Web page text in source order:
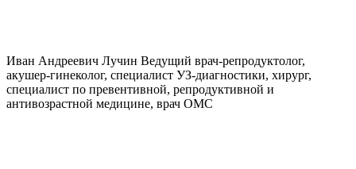
Иван Андреевич Лучин Ведущий врач-репродуктолог,
акушер-гинеколог, специалист УЗ-диагностики, хирург,
специалист по превентивной, репродуктивной и
антивозрастной медицине, врач ОМС